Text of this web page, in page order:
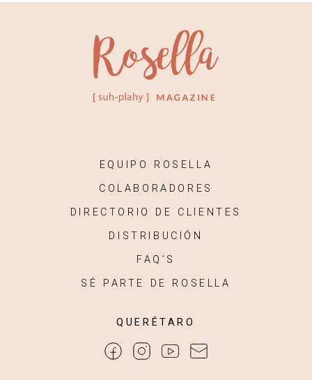
EQUIPO ROSELLA
COLABORADORES
DIRECTORIO DE CLIENTES
DISTRIBUCIÓN
FAQ’S
SÉ PARTE DE ROSELLA
QUERÉTARO